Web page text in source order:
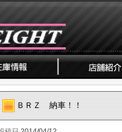
ＢＲＺ 納車！！